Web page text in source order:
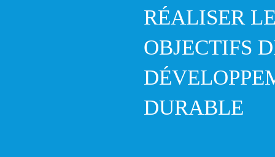
RÉALISER
OBJECTIFS
DURABLE